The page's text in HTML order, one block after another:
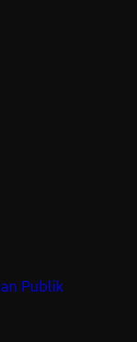
Publik